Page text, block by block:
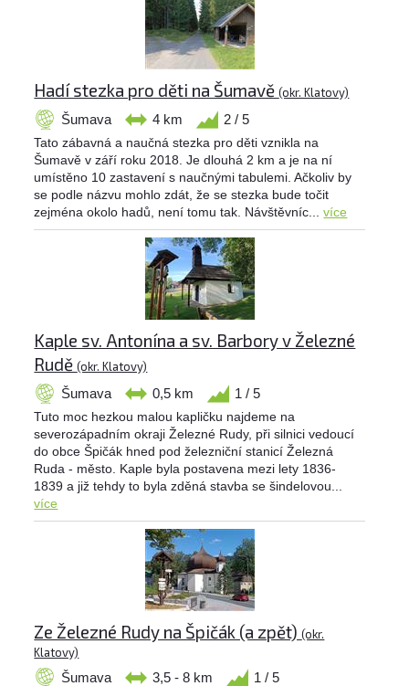
Hadí stezka pro děti na Šumavě(okr. Klatovy)
Šumava 4 km 2 / 5
Tato zábavná a naučná stezka pro děti vznikla na
Šumavě v září roku 2018. Je dlouhá 2 km a je na ní
umístěno 10 zastavení s naučnými tabulemi. Ačkoliv by
se podle názvu mohlo zdát, že se stezka bude točit
zejména okolo hadů, není tomu tak. Návštěvníc...více
Kaple sv. Antonína a sv. Barbory v Železné
Rudě(okr. Klatovy)
Šumava 0,5 km 1 / 5
Tuto moc hezkou malou kapličku najdeme na
severozápadním okraji Železné Rudy, při silnici vedoucí
do obce Špičák hned pod železniční stanicí Železná
Ruda - město. Kaple byla postavena mezi lety 1836-
1839 a již tehdy to byla zděná stavba se šindelovou...
více
Ze Železné Rudy na Špičák (a zpět)(okr.
Klatovy)
Šumava 3,5 - 8 km 1 / 5